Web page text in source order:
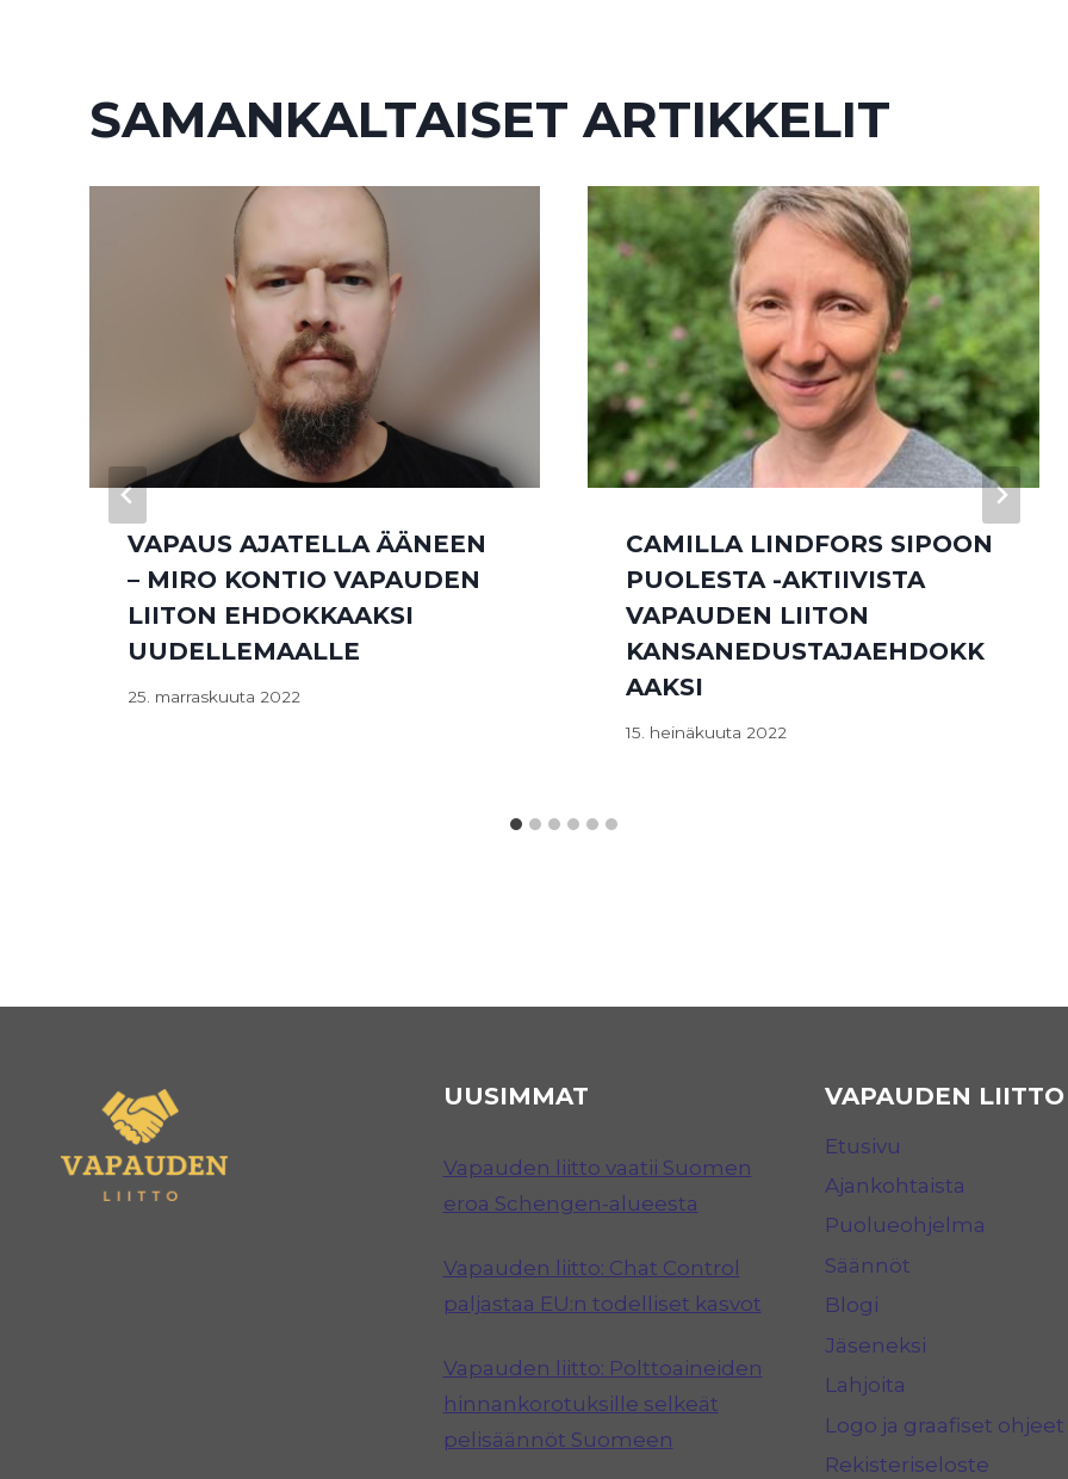
SAMANKALTAISET ARTIKKELIT
VAPAUS AJATELLA ÄÄNEEN
– MIRO KONTIO VAPAUDEN
LIITON EHDOKKAAKSI
UUDELLEMAALLE
25. marraskuuta 2022
CAMILLA LINDFORS SIPOON
PUOLESTA -AKTIIVISTA
VAPAUDEN LIITON
KANSANEDUSTAJAEHDOKK
AAKSI
15. heinäkuuta 2022
UUSIMMAT
Vapauden liitto vaatii Suomen
eroa Schengen-alueesta
Vapauden liitto: Chat Control
paljastaa EU:n todelliset kasvot
Vapauden liitto: Polttoaineiden
hinnankorotuksille selkeät
pelisäännöt Suomeen
VAPAUDEN LIITTO
Etusivu
Ajankohtaista
Puolueohjelma
Säännöt
Blogi
Jäseneksi
Lahjoita
Logo ja graafiset ohjeet
Rekisteriseloste